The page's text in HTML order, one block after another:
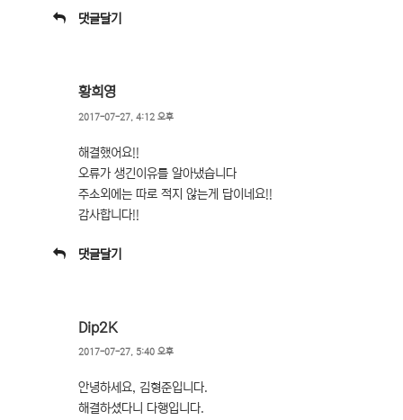
댓글달기
황희영
2017-07-27, 4:12 오후
해결했어요!!
오류가 생긴이유를 알아냈습니다
주소외에는 따로 적지 않는게 답이네요!!
감사합니다!!
댓글달기
Dip2K
2017-07-27, 5:40 오후
안녕하세요, 김형준입니다.
해결하셨다니 다행입니다.